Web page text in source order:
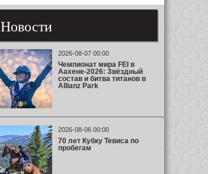
Новости
2026-08-07 00:00
Чемпионат мира FEI в
Аахене-2026: Звёздный
состав и битва титанов в
Allianz Park
2026-08-06 00:00
70 лет Кубку Тевиса по
пробегам